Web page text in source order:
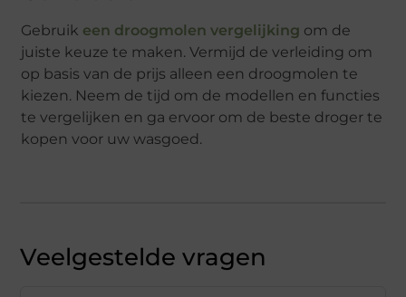
Gebruik een droogmolen vergelijking om de
juiste keuze te maken. Vermijd de verleiding om
op basis van de prijs alleen een droogmolen te
kiezen. Neem de tijd om de modellen en functies
te vergelijken en ga ervoor om de beste droger te
kopen voor uw wasgoed.
Veelgestelde vragen